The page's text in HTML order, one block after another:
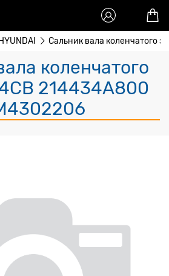
HYUNDAI Сальник вала коленчатого
коленчатого
214434A800